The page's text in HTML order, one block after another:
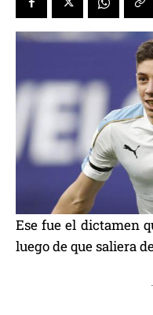
Ese fue el dictamen
luego de que saliera